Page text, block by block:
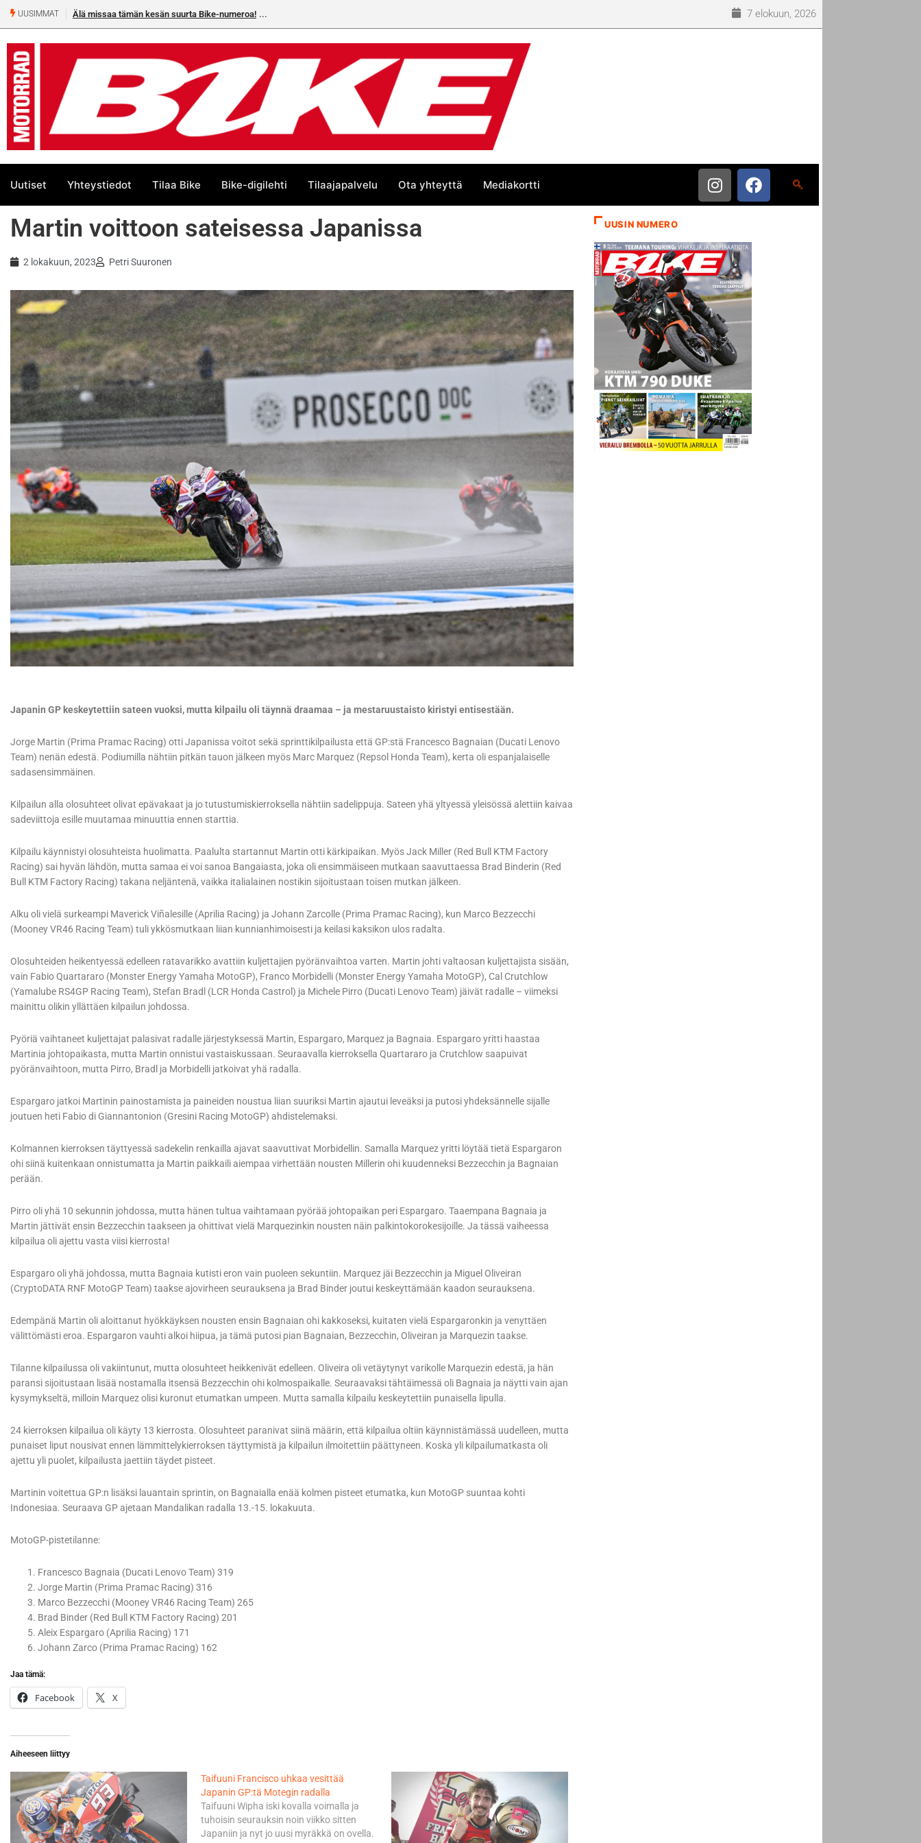
UUSIMMAT
Bike-numeroa! Heikkilä kymmenes 250cc EM-challengessä 7 elokuun, 2026
Uutiset Yhteystiedot Tilaa Bike Bike-digilehti Tilaajapalvelu Ota yhteyttä Mediakortti
Martin voittoon sateisessa Japanissa
2 lokakuun, 2023 Petri Suuronen
Japanin GP keskeytettiin sateen vuoksi, mutta kilpailu oli täynnä draamaa – ja mestaruustaisto kiristyi entisestään.
Jorge Martin (Prima Pramac Racing) otti Japanissa voitot sekä sprinttikilpailusta että GP:stä Francesco Bagnaian (Ducati Lenovo
Team) nenän edestä. Podiumilla nähtiin pitkän tauon jälkeen myös Marc Marquez (Repsol Honda Team), kerta oli espanjalaiselle
sadasensimmäinen.
Kilpailun alla olosuhteet olivat epävakaat ja jo tutustumiskierroksella nähtiin sadelippuja. Sateen yhä yltyessä yleisössä alettiin kaivaa
sadeviittoja esille muutamaa minuuttia ennen starttia.
Kilpailu käynnistyi olosuhteista huolimatta. Paalulta startannut Martin otti kärkipaikan. Myös Jack Miller (Red Bull KTM Factory
Racing) sai hyvän lähdön, mutta samaa ei voi sanoa Bangaiasta, joka oli ensimmäiseen mutkaan saavuttaessa Brad Binderin (Red
Bull KTM Factory Racing) takana neljäntenä, vaikka italialainen nostikin sijoitustaan toisen mutkan jälkeen.
Alku oli vielä surkeampi Maverick Viñalesille (Aprilia Racing) ja Johann Zarcolle (Prima Pramac Racing), kun Marco Bezzecchi
(Mooney VR46 Racing Team) tuli ykkösmutkaan liian kunnianhimoisesti ja keilasi kaksikon ulos radalta.
Olosuhteiden heikentyessä edelleen ratavarikko avattiin kuljettajien pyöränvaihtoa varten. Martin johti valtaosan kuljettajista sisään,
vain Fabio Quartararo (Monster Energy Yamaha MotoGP), Franco Morbidelli (Monster Energy Yamaha MotoGP), Cal Crutchlow
(Yamalube RS4GP Racing Team), Stefan Bradl (LCR Honda Castrol) ja Michele Pirro (Ducati Lenovo Team) jäivät radalle – viimeksi
mainittu olikin yllättäen kilpailun johdossa.
Pyöriä vaihtaneet kuljettajat palasivat radalle järjestyksessä Martin, Espargaro, Marquez ja Bagnaia. Espargaro yritti haastaa
Martinia johtopaikasta, mutta Martin onnistui vastaiskussaan. Seuraavalla kierroksella Quartararo ja Crutchlow saapuivat
pyöränvaihtoon, mutta Pirro, Bradl ja Morbidelli jatkoivat yhä radalla.
Espargaro jatkoi Martinin painostamista ja paineiden noustua liian suuriksi Martin ajautui leveäksi ja putosi yhdeksännelle sijalle
joutuen heti Fabio di Giannantonion (Gresini Racing MotoGP) ahdistelemaksi.
Kolmannen kierroksen täyttyessä sadekelin renkailla ajavat saavuttivat Morbidellin. Samalla Marquez yritti löytää tietä Espargaron
ohi siinä kuitenkaan onnistumatta ja Martin paikkaili aiempaa virhettään nousten Millerin ohi kuudenneksi Bezzecchin ja Bagnaian
perään.
Pirro oli yhä 10 sekunnin johdossa, mutta hänen tultua vaihtamaan pyörää johtopaikan peri Espargaro. Taaempana Bagnaia ja
Martin jättivät ensin Bezzecchin taakseen ja ohittivat vielä Marquezinkin nousten näin palkintokorokesijoille. Ja tässä vaiheessa
kilpailua oli ajettu vasta viisi kierrosta!
Espargaro oli yhä johdossa, mutta Bagnaia kutisti eron vain puoleen sekuntiin. Marquez jäi Bezzecchin ja Miguel Oliveiran
(CryptoDATA RNF MotoGP Team) taakse ajovirheen seurauksena ja Brad Binder joutui keskeyttämään kaadon seurauksena.
Edempänä Martin oli aloittanut hyökkäyksen nousten ensin Bagnaian ohi kakkoseksi, kuitaten vielä Espargaronkin ja venyttäen
välittömästi eroa. Espargaron vauhti alkoi hiipua, ja tämä putosi pian Bagnaian, Bezzecchin, Oliveiran ja Marquezin taakse.
Tilanne kilpailussa oli vakiintunut, mutta olosuhteet heikkenivät edelleen. Oliveira oli vetäytynyt varikolle Marquezin edestä, ja hän
paransi sijoitustaan lisää nostamalla itsensä Bezzecchin ohi kolmospaikalle. Seuraavaksi tähtäimessä oli Bagnaia ja näytti vain ajan
kysymykseltä, milloin Marquez olisi kuronut etumatkan umpeen. Mutta samalla kilpailu keskeytettiin punaisella lipulla.
24 kierroksen kilpailua oli käyty 13 kierrosta. Olosuhteet paranivat siinä määrin, että kilpailua oltiin käynnistämässä uudelleen, mutta
punaiset liput nousivat ennen lämmittelykierroksen täyttymistä ja kilpailun ilmoitettiin päättyneen. Koska yli kilpailumatkasta oli
ajettu yli puolet, kilpailusta jaettiin täydet pisteet.
Martinin voitettua GP:n lisäksi lauantain sprintin, on Bagnaialla enää kolmen pisteet etumatka, kun MotoGP suuntaa kohti
Indonesiaa. Seuraava GP ajetaan Mandalikan radalla 13.-15. lokakuuta.
MotoGP-pistetilanne:
Francesco Bagnaia (Ducati Lenovo Team) 319
Jorge Martin (Prima Pramac Racing) 316
Marco Bezzecchi (Mooney VR46 Racing Team) 265
Brad Binder (Red Bull KTM Factory Racing) 201
Aleix Espargaro (Aprilia Racing) 171
Johann Zarco (Prima Pramac Racing) 162
Jaa tämä:
Facebook X
Aiheeseen liittyy
Taifuuni Francisco uhkaa vesittää
Japanin GP:tä Motegin radalla
Taifuuni Wipha iski kovalla voimalla ja
tuhoisin seurauksin noin viikko sitten
Japaniin ja nyt jo uusi myräkkä on ovella.
UUSIN NUMERO